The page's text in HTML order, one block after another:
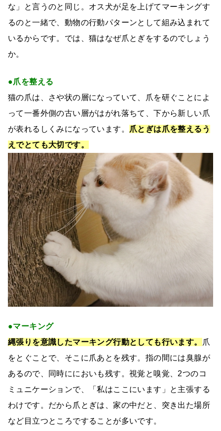
な」と言うのと同じ。オス犬が足を上げてマーキングす
るのと一緒で、動物の行動パターンとして組み込まれて
いるからです。では、猫はなぜ爪とぎをするのでしょう
か。
●爪を整える
猫の爪は、さや状の層になっていて、爪を研ぐことによ
って一番外側の古い層がはがれ落ちて、下から新しい爪
が表れるしくみになっています。
爪とぎは爪を整えるう
えでとても大切です。
●マーキング
縄張りを意識したマーキング行動としても行います。
爪
をとぐことで、そこに爪あとを残す。指の間には臭腺が
あるので、同時ににおいも残す。視覚と嗅覚、2つのコ
ミュニケーションで、「私はここにいます」と主張する
わけです。だから爪とぎは、家の中だと、突き出た場所
など目立つところですることが多いです。